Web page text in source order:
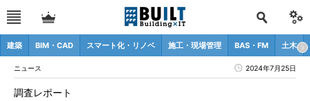
建築 BIM・CAD スマート化・リノベ 施工・現場管理 BAS・FM 土木
ニュース 2024年7月25日
調査レポート